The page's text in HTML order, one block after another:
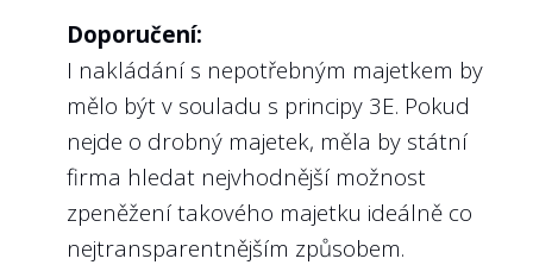
U státních firem podléhajících regulaci ČNB
jsou tyto údaje poměrně obtížně
dohledatelné, viz hodnocení Národní
rozvojová banka, a.s., Česká exportní
banka, a.s., Exportní garanční a pojišťovací
společnost, a.s.
Doporučení:
I nakládání s nepotřebným majetkem by
mělo být v souladu s principy 3E. Pokud
nejde o drobný majetek, měla by státní
firma hledat nejvhodnější možnost
zpeněžení takového majetku ideálně co
nejtransparentnějším způsobem.